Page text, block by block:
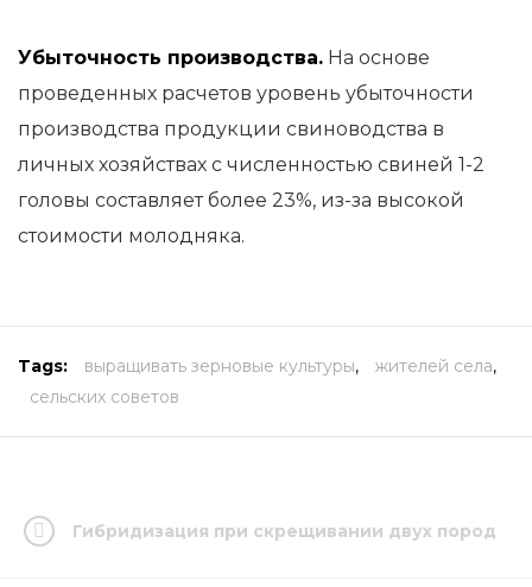
Убыточность производства. На основе
проведенных расчетов уровень убыточности
производства продукции свиноводства в
личных хозяйствах с численностью свиней 1-2
головы составляет более 23%, из-за высокой
стоимости молодняка.
Tags: выращивать зерновые культуры, жителей села,
сельских советов
Гибридизация при скрещивании двух пород